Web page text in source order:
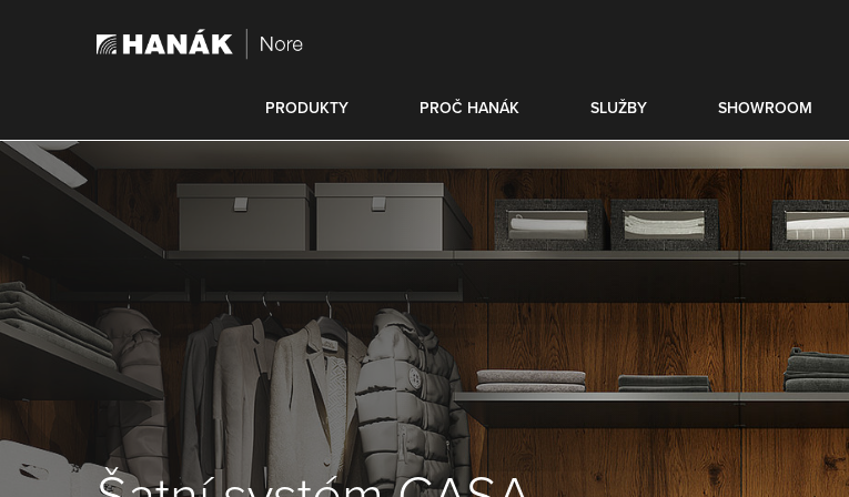
PRODUKTY PROČ HANÁK SLUŽBY SHOWROOM